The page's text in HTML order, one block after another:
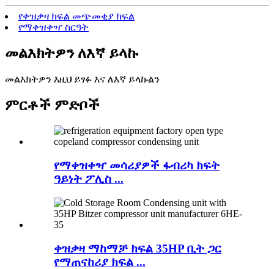
የቀዝቃዛ ክፍል መጭመቂያ ክፍል
የማቀዝቀዣ ስርዓት
መልእክትዎን ለእኛ ይላኩ
መልእክትዎን እዚህ ይፃፉ እና ለእኛ ይላኩልን
ምርቶች ምድቦች
የማቀዝቀዣ መሳሪያዎች ፋብሪካ ክፍት
ዓይነት ፖሊስ ...
ቀዝቃዛ ማከማቻ ክፍል 35HP ቢት ጋር
የማጠናከሪያ ክፍል ...